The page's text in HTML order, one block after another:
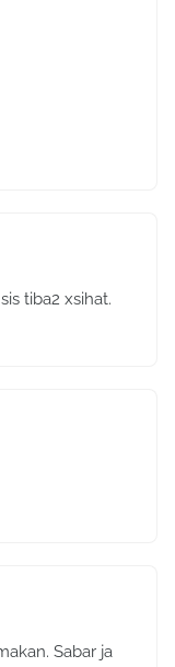
tiba2 xsihat.
Sabar ja